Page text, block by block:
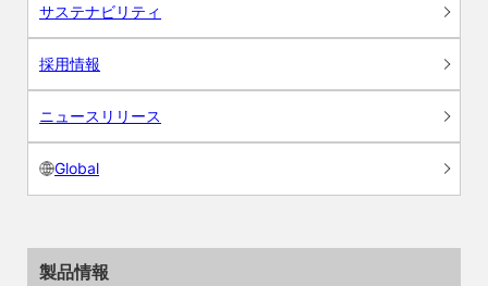
サステナビリティ
採用情報
ニュースリリース
Global
製品情報